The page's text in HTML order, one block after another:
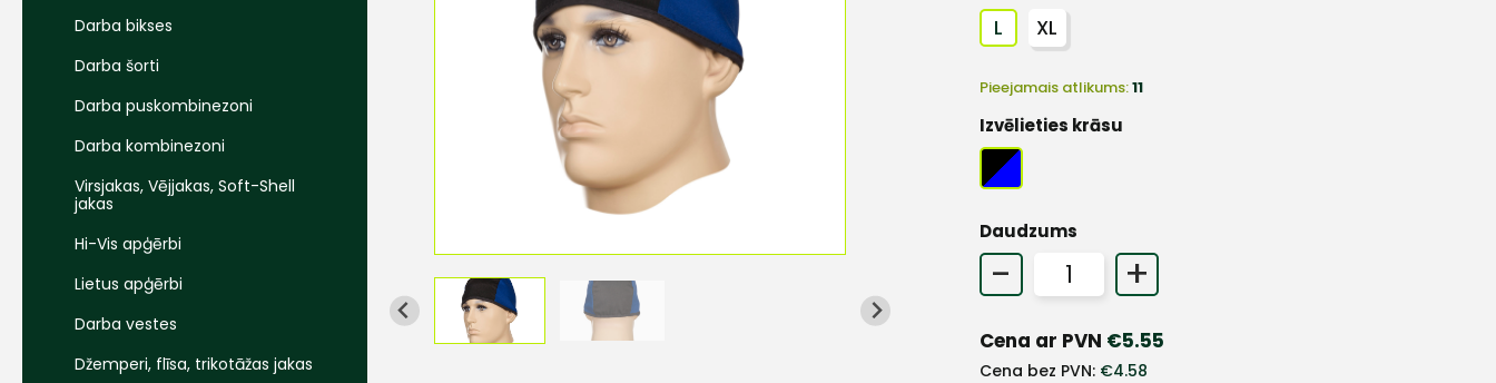
Darba bikses
Darba šorti
Darba puskombinezoni
Darba kombinezoni
Virsjakas, Vējjakas, Soft-Shell
jakas
Hi-Vis apģērbi
Lietus apģērbi
Darba vestes
Džemperi, flīsa, trikotāžas jakas
L XL
Pieejamais atlikums:11
Izvēlieties krāsu
Daudzums
- +
Cena ar PVN €5.55
Cena bez PVN: €4.58